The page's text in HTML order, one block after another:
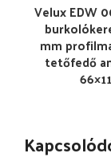
Velux EDW
mm
tetőfedő